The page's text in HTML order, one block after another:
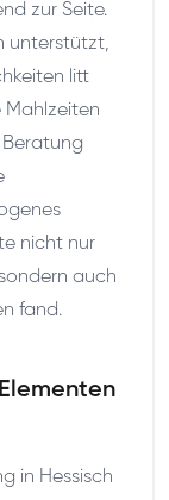
zur Seite.
unterstützt,
litt
Mahlzeiten
nicht nur
auch
fand.
in Hessisch